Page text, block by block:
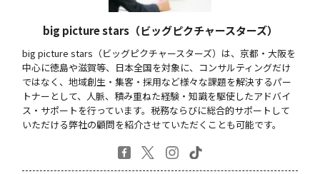
big picture stars（ビッグピクチャースターズ）
big picture stars（ビッグピクチャースターズ）は、京都・大阪を
中心に徳島や滋賀等、日本全国を対象に、コンサルティングだけ
ではなく、地域創生・集客・採用など様々な課題を解決するパー
トナーとして、人脈、積み重ねた経験・知識を駆使したアドバイ
ス・サポートを行っています。税務ならびに総合的サポートして
いただける弊社の顧問を紹介させていただくことも可能です。